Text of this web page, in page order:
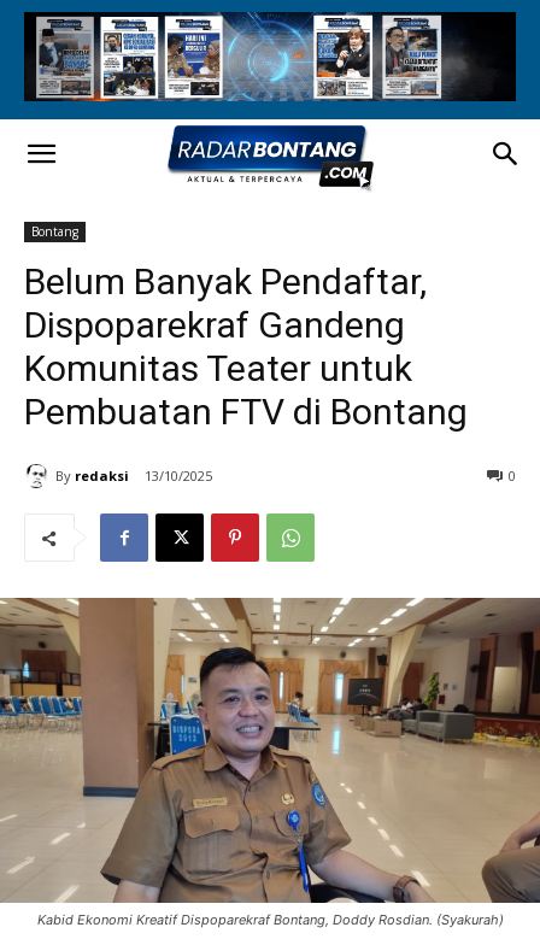
Bontang
Belum Banyak Pendaftar,
Dispoparekraf Gandeng
Komunitas Teater untuk
Pembuatan FTV di Bontang
By redaksi 13/10/2025 0
Kabid Ekonomi Kreatif Dispoparekraf Bontang, Doddy Rosdian. (Syakurah)